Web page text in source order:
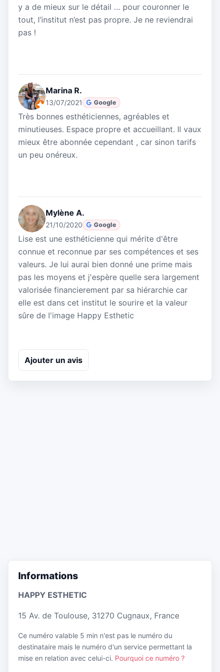
y a de mieux sur le détail … pour couronner le
tout, l’institut n’est pas propre. Je ne reviendrai
pas !
Marina R.
13/07/2021 Google
Très bonnes esthéticiennes, agréables et
minutieuses. Espace propre et accueillant. Il vaux
mieux être abonnée cependant , car sinon tarifs
un peu onéreux.
Mylène A.
21/10/2020 Google
Lise est une esthéticienne qui mérite d'être
connue et reconnue par ses compétences et ses
valeurs. Je lui aurai bien donné une prime mais
pas les moyens et j'espère quelle sera largement
valorisée financierement par sa hiérarchie car
elle est dans cet institut le sourire et la valeur
sûre de l'image Happy Esthetic
Ajouter un avis
Informations
HAPPY ESTHETIC
15 Av. de Toulouse, 31270 Cugnaux, France
Ce numéro valable 5 min n'est pas le numéro du
destinataire mais le numéro d'un service permettant la
mise en relation avec celui-ci. Pourquoi ce numéro ?